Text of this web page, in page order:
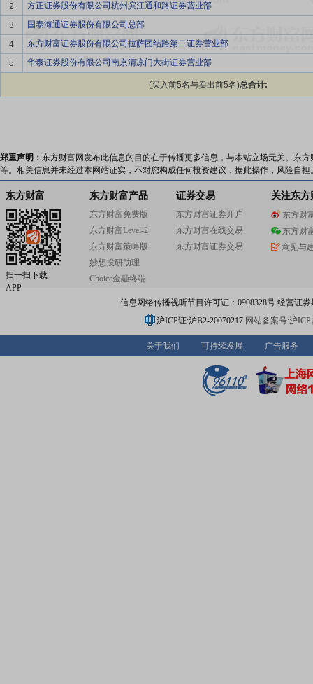
2
方正证券股份有限公司杭州滨江通和路证券营业部
3
国泰海通证券股份有限公司总部
4
东方财富证券股份有限公司拉萨团结路第二证券营业部
5
华泰证券股份有限公司南京清凉门大街证券营业部
(买入前5名与卖出前5名)总合计:
郑重声明： 东方财富网发布此信息的目的在于传播更多信息，与本站立场无关。东
等。相关信息并未经过本网站证实，不对您构成任何投资建议，据此操作，风险自担